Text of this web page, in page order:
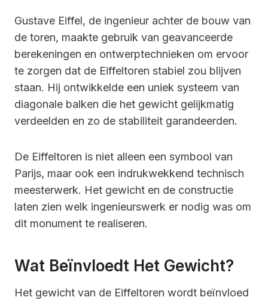
Gustave Eiffel, de ingenieur achter de bouw van
de toren, maakte gebruik van geavanceerde
berekeningen en ontwerptechnieken om ervoor
te zorgen dat de Eiffeltoren stabiel zou blijven
staan. Hij ontwikkelde een uniek systeem van
diagonale balken die het gewicht gelijkmatig
verdeelden en zo de stabiliteit garandeerden.
De Eiffeltoren is niet alleen een symbool van
Parijs, maar ook een indrukwekkend technisch
meesterwerk. Het gewicht en de constructie
laten zien welk ingenieurswerk er nodig was om
dit monument te realiseren.
Wat Beïnvloedt Het Gewicht?
Het gewicht van de Eiffeltoren wordt beïnvloed